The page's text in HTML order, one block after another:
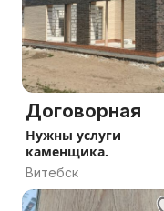
Договорная
Нужны услуги
каменщика.
Витебск